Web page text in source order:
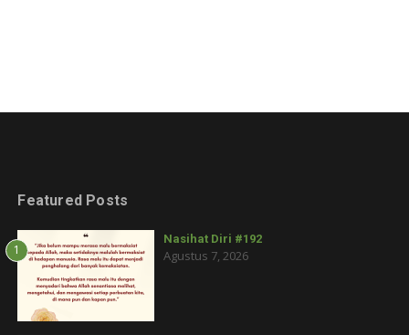
Featured Posts
1
Nasihat Diri #192
Agustus 7, 2026